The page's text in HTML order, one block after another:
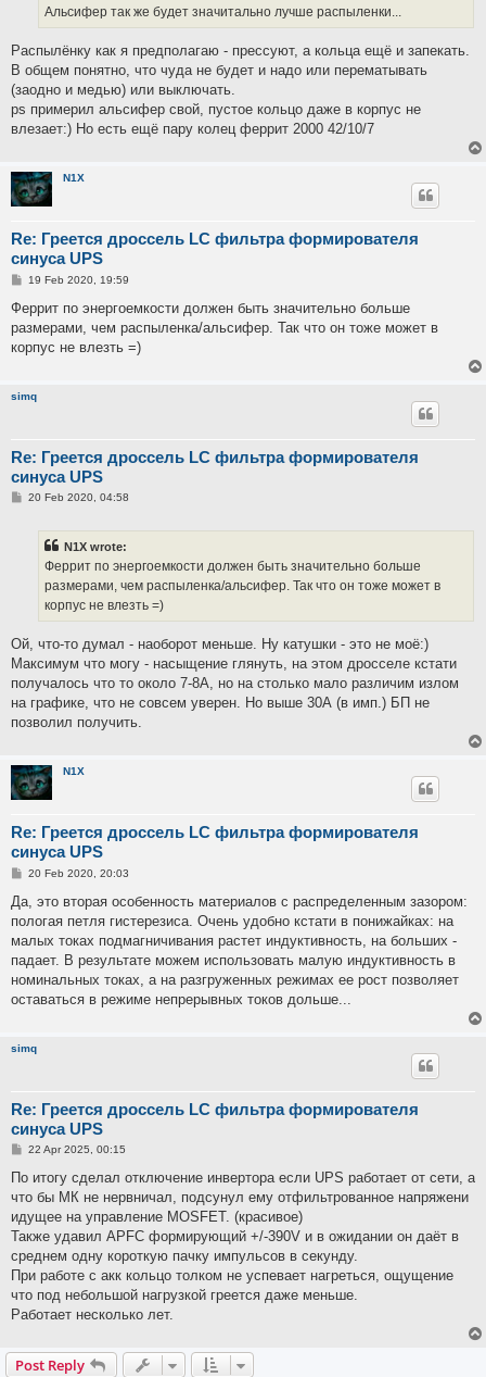
Альсифер так же будет значитально лучше распыленки...
Распылёнку как я предполагаю - прессуют, а кольца ещё и запекать.
В общем понятно, что чуда не будет и надо или перематывать
(заодно и медью) или выключать.
ps примерил альсифер свой, пустое кольцо даже в корпус не
влезает:) Но есть ещё пару колец феррит 2000 42/10/7
N1X
Re: Греется дроссель LC фильтра формирователя
синуса UPS
P
s
19 Feb 2020, 19:59
Феррит по энергоемкости должен быть значительно больше
размерами, чем распыленка/альсифер. Так что он тоже может в
корпус не влезть =)
simq
Re: Греется дроссель LC фильтра формирователя
синуса UPS
P20 Feb 2020, 04:58
N1X wrote:
Феррит по энергоемкости должен быть значительно больше
размерами, чем распыленка/альсифер. Так что он тоже может в
корпус не влезть =)
Ой, что-то думал - наоборот меньше. Ну катушки - это не моё:)
Максимум что могу - насыщение глянуть, на этом дросселе кстати
получалось что то около 7-8А, но на столько мало различим излом
на графике, что не совсем уверен. Но выше 30А (в имп.) БП не
позволил получить.
N1X
Re: Греется дроссель LC фильтра формирователя
синуса UPS
P
s
20 Feb 2020, 20:03
Да, это вторая особенность материалов с распределенным зазором:
пологая петля гистерезиса. Очень удобно кстати в понижайках: на
малых токах подмагничивания растет индуктивность, на больших -
падает. В результате можем использовать малую индуктивность в
номинальных токах, а на разгруженных режимах ее рост позволяет
оставаться в режиме непрерывных токов дольше...
simq
Re: Греется дроссель LC фильтра формирователя
синуса UPS
P
s
22 Apr 2025, 00:15
По итогу сделал отключение инвертора если UPS работает от сети, а
что бы МК не нервничал, подсунул ему отфильтрованное напряжени
идущее на управление MOSFET. (красивое)
Также удавил APFC формирующий +/-390V и в ожидании он даёт в
среднем одну короткую пачку импульсов в секунду.
При работе с акк кольцо толком не успевает нагреться, ощущение
что под небольшой нагрузкой греется даже меньше.
Работает несколько лет.
Post Reply